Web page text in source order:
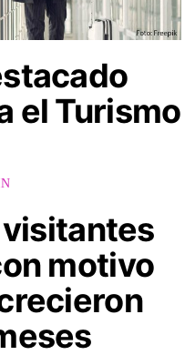
el Turismo
motivo